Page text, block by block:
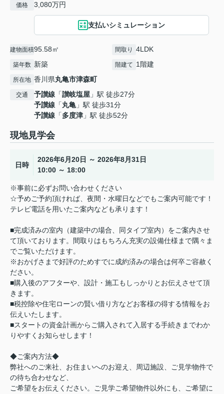
価格 3,080万円
支払いシミュレーション
建物面積95.58㎡ 間取り 4LDK
築年数 新築 階建て 1階建
所在地 香川県丸亀市津森町
交通 予讃線 「讃岐塩屋 」駅 徒歩27分
予讃線 「丸亀」駅 徒歩31分
予讃線 「多度津 」駅 徒歩52分
現地見学会
日時
2026年6月20日 ～ 2026年8月31日
10:00 ～ 18:00
※事前に必ずお問い合わせください
☆予めご予約頂ければ、夜間・水曜日などでもご案内可能です！
テレビ電話を用いたご案内なども承ります！
■完成済みの室内（建築中の場合、同タイプ室内）をご案内させ
て頂いております。間取りはもちろん充実の設備仕様まで隅々ま
でご覧いただけます。
※おかげさまで好評のためすでに成約済みの場合は何卒ご容赦く
ださい。
■購入後のアフターや、設計・施工もしっかりとお伝えさせて頂
きます。
■税控除や住宅ローンの賢い借り方などお客様の得する情報をお
伝えいたします。
■スタートの資金計画からご購入されて入居する手続きまでわか
りやすくお知らせします！
◆ご案内方法◆
弊社へのご来社、お住まいへのお迎え、周辺施設、ご見学物件で
の待ち合わせなど、
ご希望をお伝えください。ご見学ご希望物件以外にも、ご希望に